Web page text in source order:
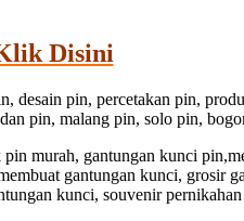
Disini
pin, percetakan pin,
pin, malang pin, solo pin,
murah, gantungan kunci
gantungan kunci, grosir
kunci, souvenir